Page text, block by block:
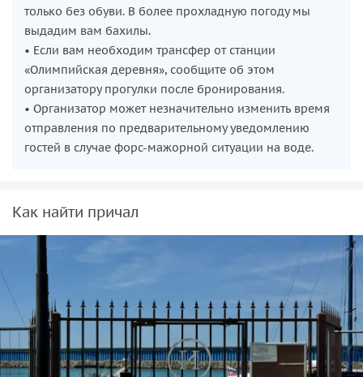
Мы с высокой вероятностью встретим дельфинов, которые
постоянно плавают и резвятся в открытом море. С палубы
яхты вы сможете полюбоваться за их играми в
естественной среде обитания. В благоприятную погоду
предусмотрена остановка для купания в открытом море.
Вы сможете поплавать в кристально чистой и прозрачной
воде на большой глубине. Ну и в процессе экскурсии по
Вашему запросу я расскажу вам интересные подробности
только без обуви. В более прохладную погоду мы
выдадим вам бахилы.
• Если вам необходим трансфер от станции
«Олимпийская деревня», сообщите об этом
организатору прогулки после бронирования.
• Организатор может незначительно изменить время
отправления по предварительному уведомлению
гостей в случае форс-мажорной ситуации на воде.
Как найти причал